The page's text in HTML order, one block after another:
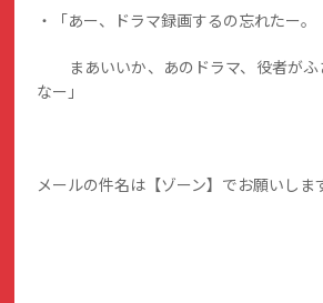
・「あー、ドラマ録画するの忘れたー。
まあいいか、あのドラマ、役者がふ
なー」
メールの件名は【ゾーン】でお願いしま